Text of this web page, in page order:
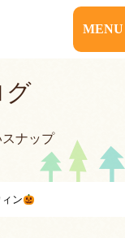
MENU
グ
ナップ
ン